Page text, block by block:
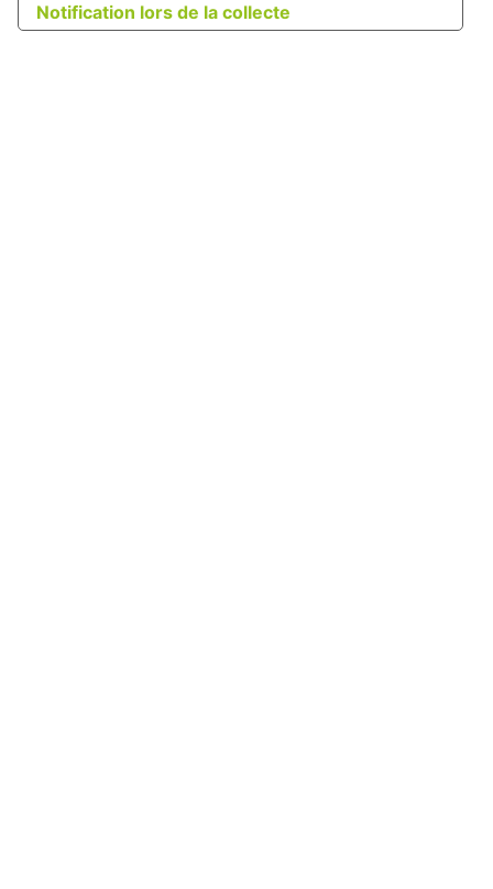
Notification lors de la collecte